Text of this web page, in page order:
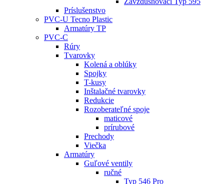
Príslušenstvo
PVC-U Tecno Plastic
Armatúry TP
PVC-C
Rúry
Tvarovky
Kolená a oblúky
Spojky
T-kusy
Inštalačné tvarovky
Redukcie
Rozoberateľné spoje
maticové
prírubové
Prechody
Viečka
Armatúry
Guľové ventily
ručné
Typ 546 Pro